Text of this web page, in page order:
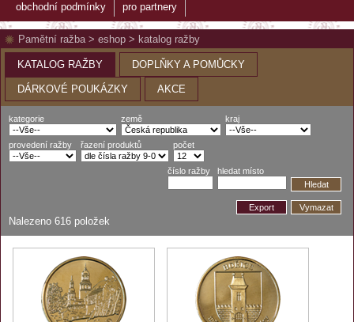
obchodní podmínky pro partnery
Pamětní ražba> eshop > katalog ražby
KATALOG RAŽBY DOPLŇKY A POMŮCKY
DÁRKOVÉ POUKÁZKY AKCE
kategorie země kraj
provedení ražby řazení produktů počet
číslo ražby
hledat místo
Hledat
Export Vymazat
Nalezeno 616 položek